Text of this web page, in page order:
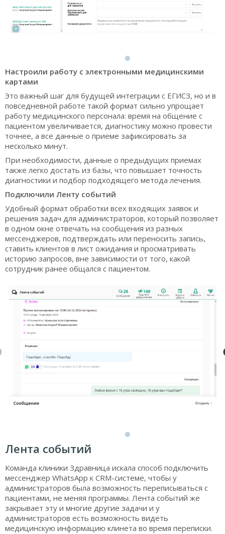
Настроили работу с электронными медицинскими
картами
Это важный шаг для будущей интеграции с ЕГИСЗ, но и в
повседневной работе такой формат сильно упрощает
работу медицинского персонала: время на общение с
пациентом увеличивается, диагностику можно провести
точнее, а все данные о приеме зафиксировать за
несколько минут.
При необходимости, данные о предыдущих приемах
также легко достать из базы, что повышает точность
диагностики и подбор подходящего метода лечения.
Подключили Ленту событий
Удобный формат обработки всех входящих заявок и
решения задач для администраторов, который позволяет
в одном окне отвечать на сообщения из разных
мессенджеров, подтверждать или переносить запись,
ставить клиентов в лист ожидания и просматривать
историю запросов, вне зависимости от того, какой
сотрудник ранее общался с пациентом.
Лента событий
Команда клиники Здравница искала способ подключить
мессенджер WhatsApp к CRM-системе, чтобы у
администраторов была возможность переписываться с
пациентами, не меняя программы. Лента событий же
закрывает эту и многие другие задачи и у
администраторов есть возможность видеть
медицинскую информацию клинета во время переписки.